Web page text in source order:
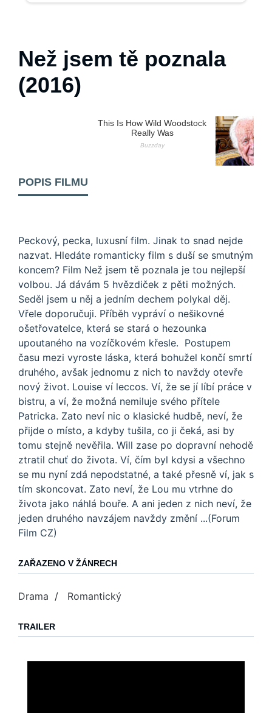
Než jsem tě poznala
(2016)
POPIS FILMU
Peckový, pecka, luxusní film. Jinak to snad nejde
nazvat. Hledáte romanticky film s duší se smutným
koncem? Film Než jsem tě poznala je tou nejlepší
volbou. Já dávám 5 hvězdiček z pěti možných.
Seděl jsem u něj a jedním dechem polykal děj.
Vřele doporučuji. Příběh vypráví o nešikovné
ošetřovatelce, která se stará o hezounka
upoutaného na vozíčkovém křesle. Postupem
času mezi vyroste láska, která bohužel končí smrtí
druhého, avšak jednomu z nich to navždy otevře
nový život. Louise ví leccos. Ví, že se jí líbí práce v
bistru, a ví, že možná nemiluje svého přítele
Patricka. Zato neví nic o klasické hudbě, neví, že
přijde o místo, a kdyby tušila, co ji čeká, asi by
tomu stejně nevěřila. Will zase po dopravní nehodě
ztratil chuť do života. Ví, čím byl kdysi a všechno
se mu nyní zdá nepodstatné, a také přesně ví, jak s
tím skoncovat. Zato neví, že Lou mu vtrhne do
života jako náhlá bouře. A ani jeden z nich neví, že
jeden druhého navzájem navždy změní ...(Forum
Film CZ)
ZAŘAZENO V ŽÁNRECH
Drama / Romantický
TRAILER